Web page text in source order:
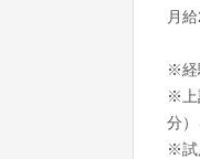
月
※経
※上
分
※試